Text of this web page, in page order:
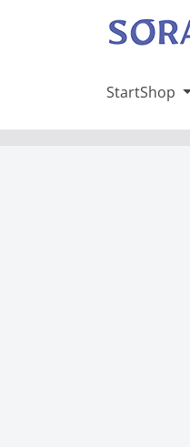
StartShop